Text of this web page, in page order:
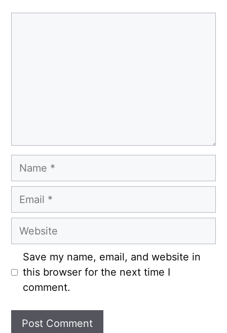
Name
Email
Website
Save my name, email, and website in
this browser for the next time I
comment.